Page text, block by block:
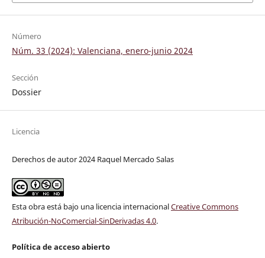
Número
Núm. 33 (2024): Valenciana, enero-junio 2024
Sección
Dossier
Licencia
Derechos de autor 2024 Raquel Mercado Salas
Esta obra está bajo una licencia internacionalCreative Commons
Atribución-NoComercial-SinDerivadas 4.0.
Política de acceso abierto